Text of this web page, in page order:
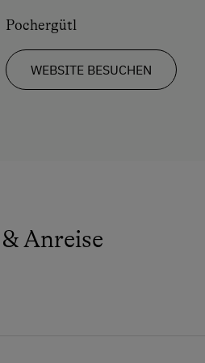
Pochergütl
WEBSITE BESUCHEN
Anreise